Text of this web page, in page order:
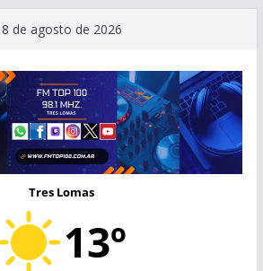
8 de agosto de 2026
Tres Lomas
13º